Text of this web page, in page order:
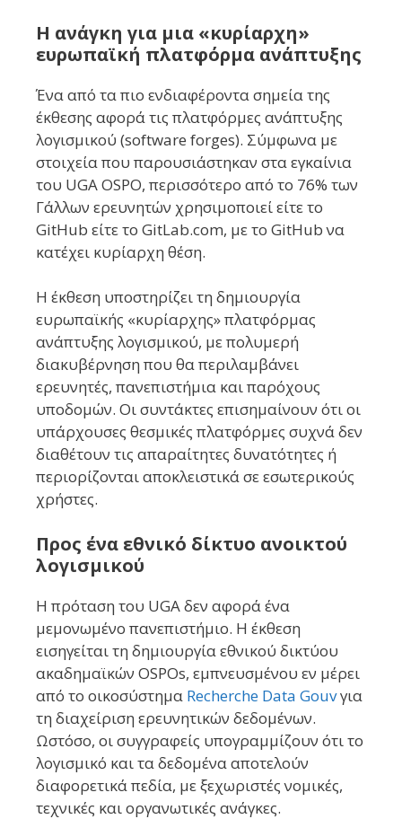
Η ανάγκη για μια «κυρίαρχη»
ευρωπαϊκή πλατφόρμα ανάπτυξης
Ένα από τα πιο ενδιαφέροντα σημεία της
έκθεσης αφορά τις πλατφόρμες ανάπτυξης
λογισμικού (software forges). Σύμφωνα με
στοιχεία που παρουσιάστηκαν στα εγκαίνια
του UGA OSPO, περισσότερο από το 76% των
Γάλλων ερευνητών χρησιμοποιεί είτε το
GitHub είτε το GitLab.com, με το GitHub να
κατέχει κυρίαρχη θέση.
Η έκθεση υποστηρίζει τη δημιουργία
ευρωπαϊκής «κυρίαρχης» πλατφόρμας
ανάπτυξης λογισμικού, με πολυμερή
διακυβέρνηση που θα περιλαμβάνει
ερευνητές, πανεπιστήμια και παρόχους
υποδομών. Οι συντάκτες επισημαίνουν ότι οι
υπάρχουσες θεσμικές πλατφόρμες συχνά δεν
διαθέτουν τις απαραίτητες δυνατότητες ή
περιορίζονται αποκλειστικά σε εσωτερικούς
χρήστες.
Προς ένα εθνικό δίκτυο ανοικτού
λογισμικού
Η πρόταση του UGA δεν αφορά ένα
μεμονωμένο πανεπιστήμιο. Η έκθεση
εισηγείται τη δημιουργία εθνικού δικτύου
ακαδημαϊκών OSPOs, εμπνευσμένου εν μέρει
από το οικοσύστημα Recherche Data Gouvγια
τη διαχείριση ερευνητικών δεδομένων.
Ωστόσο, οι συγγραφείς υπογραμμίζουν ότι το
λογισμικό και τα δεδομένα αποτελούν
διαφορετικά πεδία, με ξεχωριστές νομικές,
τεχνικές και οργανωτικές ανάγκες.